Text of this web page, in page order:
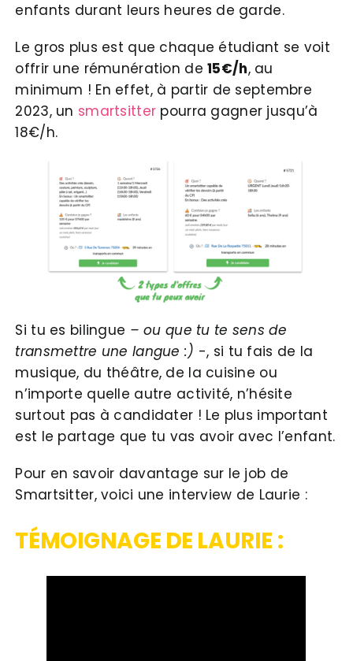
enfants durant leurs heures de garde.
Le gros plus est que chaque étudiant se voit
offrir une rémunération de15€/h, au
minimum ! En effet, à partir de septembre
2023, un smartsitter pourra gagner jusqu’à
18€/h.
Si tu es bilingue – ou que tu te sens de
transmettre une langue :) -, si tu fais de la
musique, du théâtre, de la cuisine ou
n’importe quelle autre activité, n’hésite
surtout pas à candidater ! Le plus important
est le partage que tu vas avoir avec l’enfant.
Pour en savoir davantage sur le job de
Smartsitter, voici une interview de Laurie :
TÉMOIGNAGE DE LAURIE :